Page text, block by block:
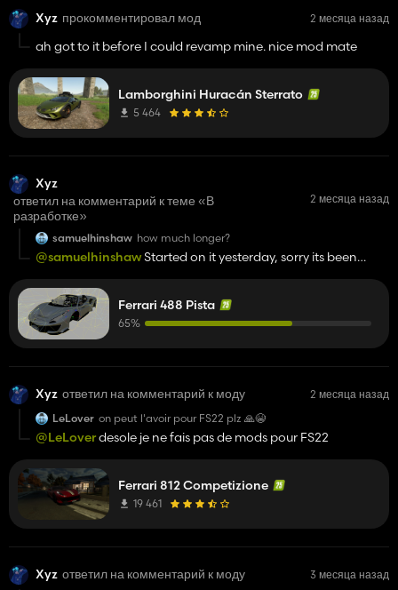
Xyz прокомментировал мод 2 месяца назад
ah got to it before I could revamp mine. nice mod mate
Lamborghini Huracán Sterrato
5 464
Xyz
ответил на комментарий к теме «В
разработке»
2 месяца назад
samuelhinshaw how much longer?
@samuelhinshawStarted on it yesterday, sorry its been
Ferrari 488 Pista
65%
Xyz ответил на комментарий к моду
2 месяца назад
LeLover on peut l'avoir pour FS22 plz 🙏😭
@LeLoverdesole je ne fais pas de mods pour FS22
Ferrari 812 Competizione
19 461
Xyz ответил на комментарий к моду
3 месяца назад